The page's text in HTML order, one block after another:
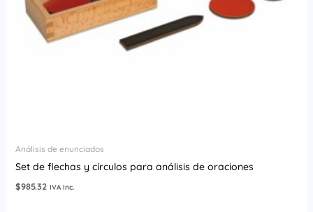
Análisis de enunciados
Set de flechas y círculos para análisis de oraciones
$985.32 IVA Inc.